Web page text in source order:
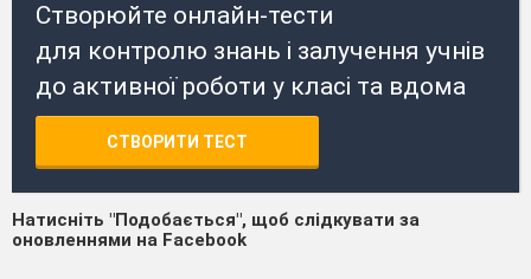
Створюйте онлайн-тести
для контролю знань і залучення учнів
до активної роботи у класі та вдома
СТВОРИТИ ТЕСТ
Натисніть "Подобається", щоб слідкувати за
оновленнями на Facebook